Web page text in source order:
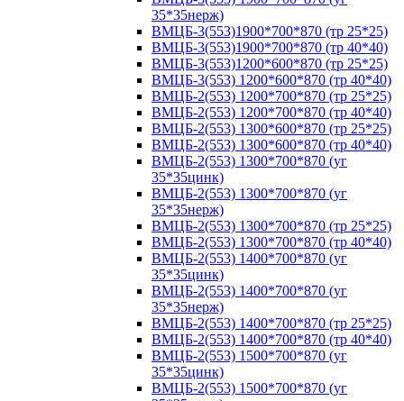
35*35нерж)
ВМЦБ-3(553)1900*700*870 (тр 25*25)
ВМЦБ-3(553)1900*700*870 (тр 40*40)
ВМЦБ-3(553)1200*600*870 (тр 25*25)
ВМЦБ-3(553) 1200*600*870 (тр 40*40)
ВМЦБ-2(553) 1200*700*870 (тр 25*25)
ВМЦБ-2(553) 1200*700*870 (тр 40*40)
ВМЦБ-2(553) 1300*600*870 (тр 25*25)
ВМЦБ-2(553) 1300*600*870 (тр 40*40)
ВМЦБ-2(553) 1300*700*870 (уг
35*35цинк)
ВМЦБ-2(553) 1300*700*870 (уг
35*35нерж)
ВМЦБ-2(553) 1300*700*870 (тр 25*25)
ВМЦБ-2(553) 1300*700*870 (тр 40*40)
ВМЦБ-2(553) 1400*700*870 (уг
35*35цинк)
ВМЦБ-2(553) 1400*700*870 (уг
35*35нерж)
ВМЦБ-2(553) 1400*700*870 (тр 25*25)
ВМЦБ-2(553) 1400*700*870 (тр 40*40)
ВМЦБ-2(553) 1500*700*870 (уг
35*35цинк)
ВМЦБ-2(553) 1500*700*870 (уг